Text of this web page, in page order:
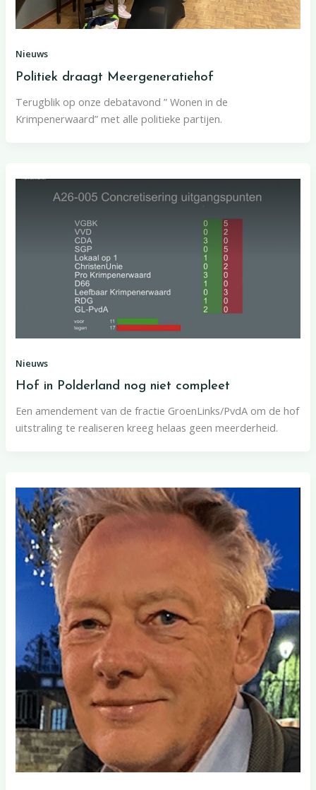
Nieuws
Politiek draagt Meergeneratiehof
Terugblik op onze debatavond ” Wonen in de
Krimpenerwaard” met alle politieke partijen.
Nieuws
Hof in Polderland nog niet compleet
Een amendement van de fractie GroenLinks/PvdA om de hof
uitstraling te realiseren kreeg helaas geen meerderheid.